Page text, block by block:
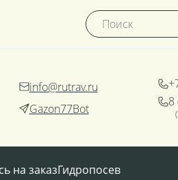
info@rutrav.ru
Gazon77Bot
8
на заказГидропосев